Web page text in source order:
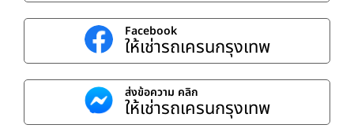
Facebook
ให้เช่ารถเครนกรุงเทพ
ส่งข้อความ คลิก
ให้เช่ารถเครนกรุงเทพ